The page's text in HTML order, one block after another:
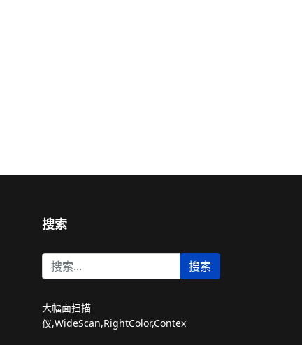
搜索
站
内
索
搜索
大幅面扫描
仪,WideScan,RightColor,Contex